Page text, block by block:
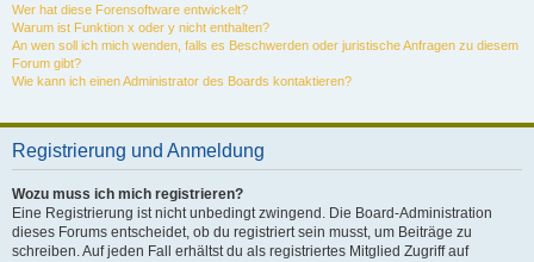
Wer hat diese Forensoftware entwickelt?
Warum ist Funktion x oder y nicht enthalten?
An wen soll ich mich wenden, falls es Beschwerden oder juristische Anfragen zu diesem
Forum gibt?
Wie kann ich einen Administrator des Boards kontaktieren?
Registrierung und Anmeldung
Wozu muss ich mich registrieren?
Eine Registrierung ist nicht unbedingt zwingend. Die Board-Administration
dieses Forums entscheidet, ob du registriert sein musst, um Beiträge zu
schreiben. Auf jeden Fall erhältst du als registriertes Mitglied Zugriff auf